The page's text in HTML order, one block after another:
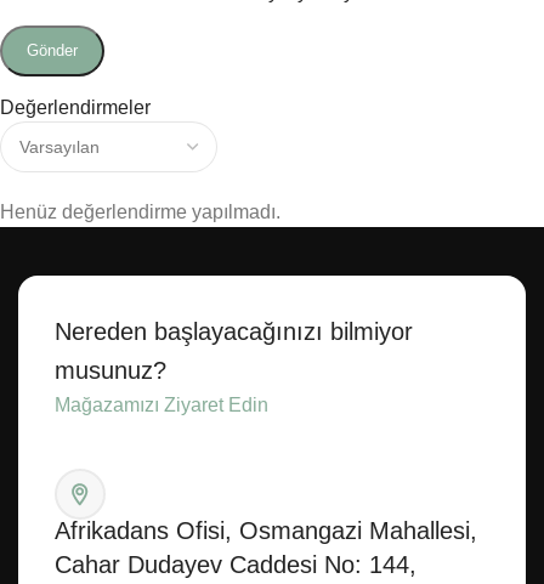
Değerlendirmeler
Henüz değerlendirme yapılmadı.
Nereden başlayacağınızı bilmiyor
musunuz?
Mağazamızı Ziyaret Edin
Afrikadans Ofisi, Osmangazi Mahallesi,
Cahar Dudayev Caddesi No: 144,